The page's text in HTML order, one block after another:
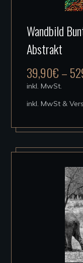
Wandbild
Abstrakt
39,90€–
inkl. MwSt.
inkl. MwSt &